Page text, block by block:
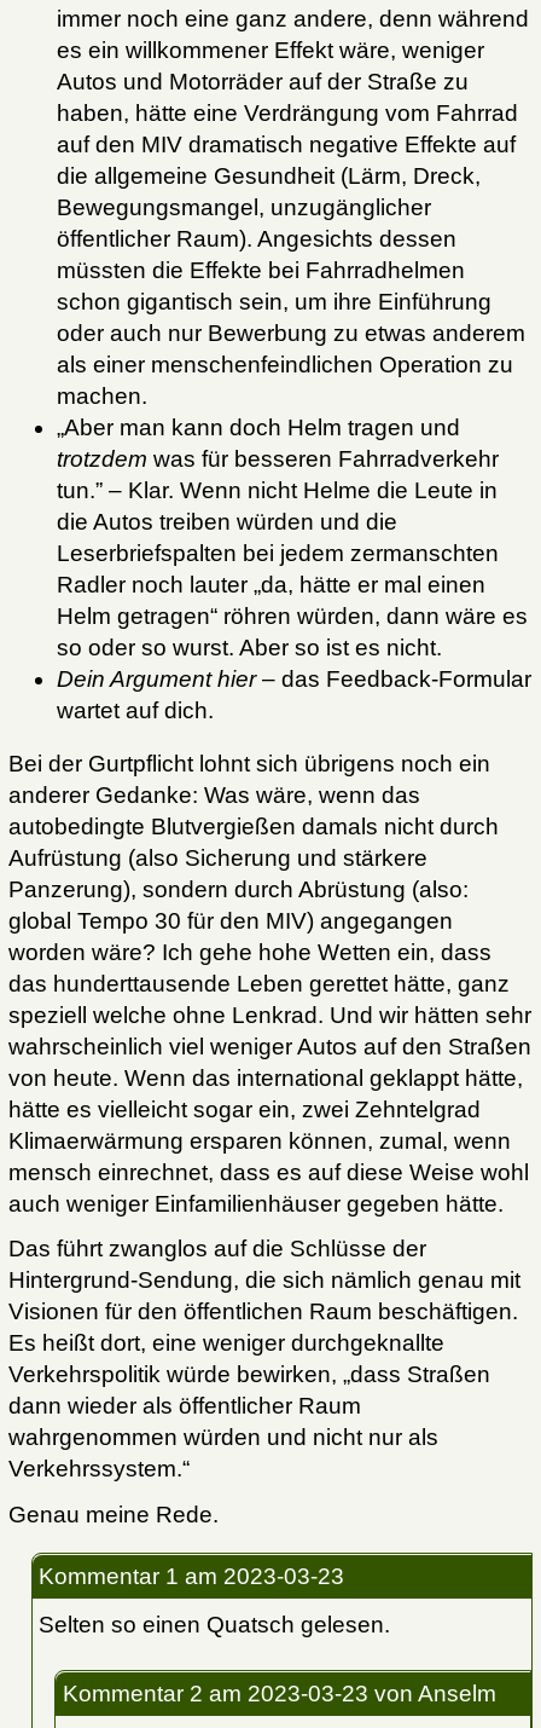
immer noch eine ganz andere, denn während
es ein willkommener Effekt wäre, weniger
Autos und Motorräder auf der Straße zu
haben, hätte eine Verdrängung vom Fahrrad
auf den MIV dramatisch negative Effekte auf
die allgemeine Gesundheit (Lärm, Dreck,
Bewegungsmangel, unzugänglicher
öffentlicher Raum). Angesichts dessen
müssten die Effekte bei Fahrradhelmen
schon gigantisch sein, um ihre Einführung
oder auch nur Bewerbung zu etwas anderem
als einer menschenfeindlichen Operation zu
machen.
„Aber man kann doch Helm tragen und
trotzdem was für besseren Fahrradverkehr
tun.” – Klar. Wenn nicht Helme die Leute in
die Autos treiben würden und die
Leserbriefspalten bei jedem zermanschten
Radler noch lauter „da, hätte er mal einen
Helm getragen“ röhren würden, dann wäre es
so oder so wurst. Aber so ist es nicht.
Dein Argument hier– das Feedback-Formular
wartet auf dich.
Bei der Gurtpflicht lohnt sich übrigens noch ein
anderer Gedanke: Was wäre, wenn das
autobedingte Blutvergießen damals nicht durch
Aufrüstung (also Sicherung und stärkere
Panzerung), sondern durch Abrüstung (also:
global Tempo 30 für den MIV) angegangen
worden wäre? Ich gehe hohe Wetten ein, dass
das hunderttausende Leben gerettet hätte, ganz
speziell welche ohne Lenkrad. Und wir hätten sehr
wahrscheinlich viel weniger Autos auf den Straßen
von heute. Wenn das international geklappt hätte,
hätte es vielleicht sogar ein, zwei Zehntelgrad
Klimaerwärmung ersparen können, zumal, wenn
mensch einrechnet, dass es auf diese Weise wohl
auch weniger Einfamilienhäuser gegeben hätte.
Das führt zwanglos auf die Schlüsse der
Hintergrund-Sendung, die sich nämlich genau mit
Visionen für den öffentlichen Raum beschäftigen.
Es heißt dort, eine weniger durchgeknallte
Verkehrspolitik würde bewirken, „dass Straßen
dann wieder als öffentlicher Raum
wahrgenommen würden und nicht nur als
Verkehrssystem.“
Genau meine Rede.
Kommentar 1 am 2023-03-23
Selten so einen Quatsch gelesen.
Kommentar 2 am 2023-03-23 von Anselm